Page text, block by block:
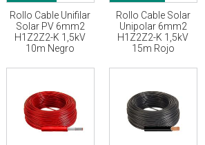
Rollo Cable Unifilar
Solar PV 6mm2
H1Z2Z2-K 1,5kV
10m Negro
Rollo Cable Solar
Unipolar 6mm2
H1Z2Z2-K 1,5kV
15m Rojo